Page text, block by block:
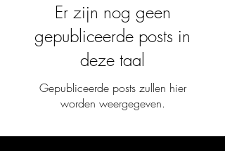
Er zijn nog geen
gepubliceerde posts in
deze taal
Gepubliceerde posts zullen hier
worden weergegeven.